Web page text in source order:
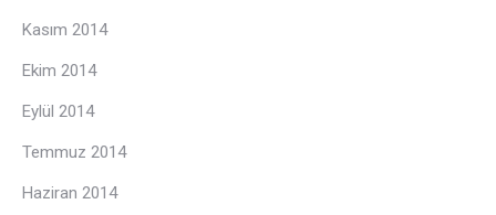
Kasım 2014
Ekim 2014
Eylül 2014
Temmuz 2014
Haziran 2014